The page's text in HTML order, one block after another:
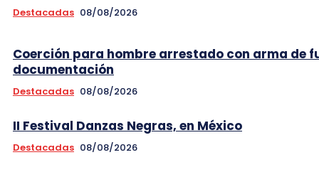
Destacadas 08/08/2026
Coerción para hombre arrestado con arma de
documentación
Destacadas 08/08/2026
II Festival Danzas Negras, en México
Destacadas 08/08/2026